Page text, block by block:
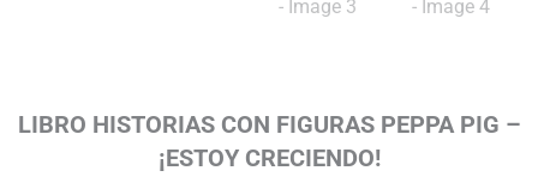
LIBRO HISTORIAS CON FIGURAS PEPPA PIG –
¡ESTOY CRECIENDO!